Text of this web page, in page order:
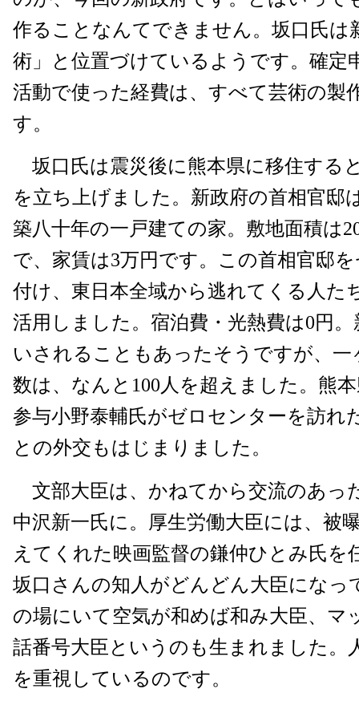
作ることなんてできません。坂口氏は
術」と位置づけているようです。確定
活動で使った経費は、すべて芸術の製
す。
坂口氏は震災後に熊本県に移住する
を立ち上げました。新政府の首相官邸
築八十年の一戸建ての家。敷地面積は
で、家賃は3万円です。この首相官邸
付け、東日本全域から逃れてくる人た
活用しました。宿泊費・光熱費は0円
いされることもあったそうですが、一
数は、なんと100人を超えました。熊
参与小野泰輔氏がゼロセンターを訪れ
との外交もはじまりました。
文部大臣は、かねてから交流のあっ
中沢新一氏に。厚生労働大臣には、被
えてくれた映画監督の鎌仲ひとみ氏を
坂口さんの知人がどんどん大臣になっ
の場にいて空気が和めば和み大臣、マ
話番号大臣というのも生まれました。
を重視しているのです。